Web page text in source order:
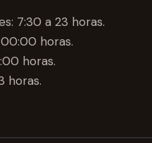
7:30 a 23 horas.
horas.
horas.
horas.